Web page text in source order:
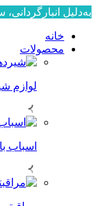
به‌دلیل انبارگردانی، سفارش‌های ثبت‌شده از ۱۲ تا ۲۳ مرداد ارسال نمی‌شوند.
خانه
محصولات
لوازم
اسباب